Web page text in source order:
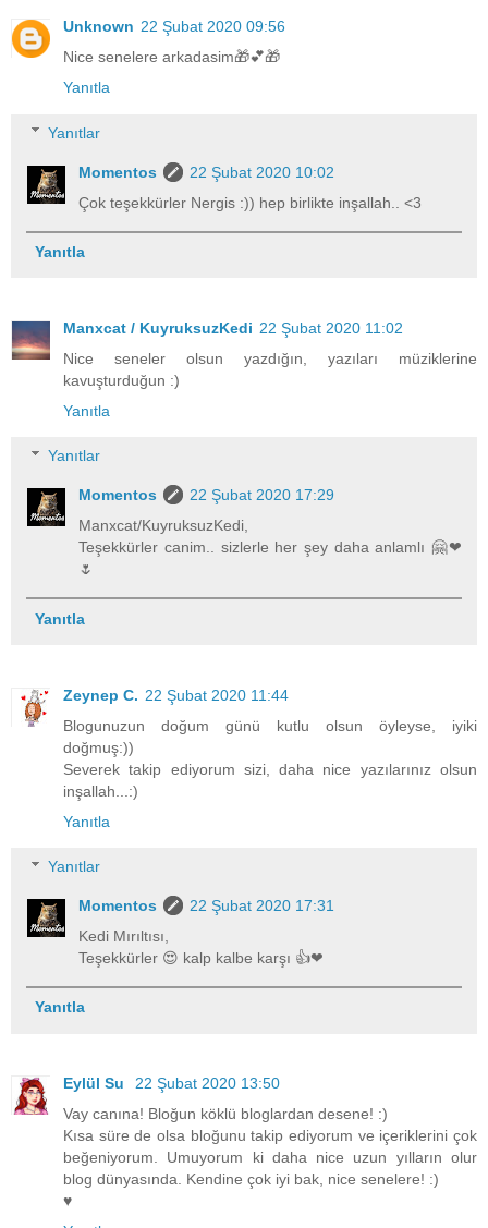
Unknown 22 Şubat 2020 09:56
Nice senelere arkadasim🎁💕🎁
Yanıtla
Yanıtlar
Momentos
22 Şubat 2020 10:02
Çok teşekkürler Nergis :)) hep birlikte inşallah.. <3
Yanıtla
Manxcat / KuyruksuzKedi 22 Şubat 2020 11:02
Nice seneler olsun yazdığın, yazıları müziklerine
kavuşturduğun :)
Yanıtla
Yanıtlar
Momentos
22 Şubat 2020 17:29
Manxcat/KuyruksuzKedi,
Teşekkürler canim.. sizlerle her şey daha anlamlı 🤗❤
🌷
Yanıtla
Zeynep C. 22 Şubat 2020 11:44
Blogunuzun doğum günü kutlu olsun öyleyse, iyiki
doğmuş:))
Severek takip ediyorum sizi, daha nice yazılarınız olsun
inşallah...:)
Yanıtla
Yanıtlar
Momentos
22 Şubat 2020 17:31
Kedi Mırıltısı,
Teşekkürler 😍 kalp kalbe karşı 👍❤
Yanıtla
Eylül Su
22 Şubat 2020 13:50
Vay canına! Bloğun köklü bloglardan desene! :)
Kısa süre de olsa bloğunu takip ediyorum ve içeriklerini çok
beğeniyorum. Umuyorum ki daha nice uzun yılların olur
blog dünyasında. Kendine çok iyi bak, nice senelere! :)
♥